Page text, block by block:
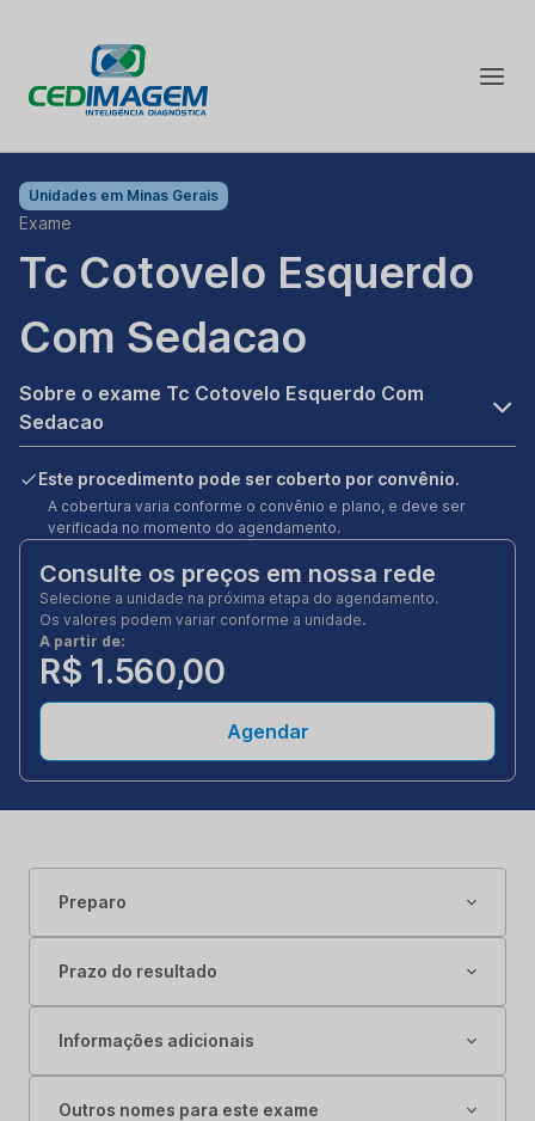
Unidades em Minas Gerais
Exame
Tc Cotovelo Esquerdo
Com Sedacao
Sobre o exame Tc Cotovelo Esquerdo Com
Sedacao
Este procedimento pode ser coberto por convênio.
A cobertura varia conforme o convênio e plano, e deve ser
verificada no momento do agendamento.
Consulte os preços em nossa rede
Selecione a unidade na próxima etapa do agendamento.
Os valores podem variar conforme a unidade.
A partir de:
R$ 1.560,00
Agendar
Preparo
Prazo do resultado
Informações adicionais
Outros nomes para este exame